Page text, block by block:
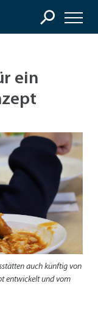
ein
auch künftig von
entwickelt und vom